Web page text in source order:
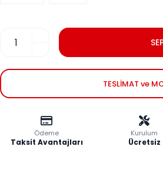
TESLİMAT ve
Ödeme
Taksit Avantajları
Kurulum
Ücretsiz